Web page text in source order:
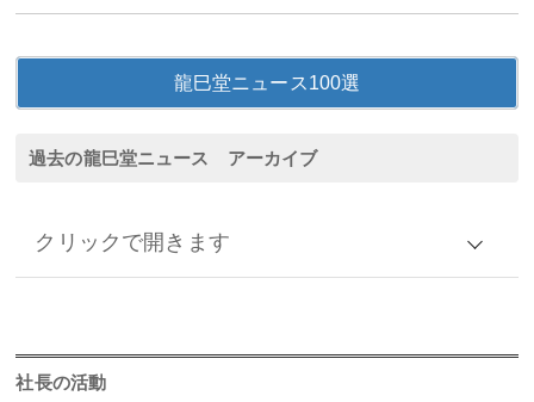
龍巳堂ニュース100選
過去の龍巳堂ニュース アーカイブ
クリックで開きます
2026年
社長の活動